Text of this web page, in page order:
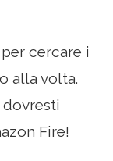
cercare i
alla volta.
Fire!